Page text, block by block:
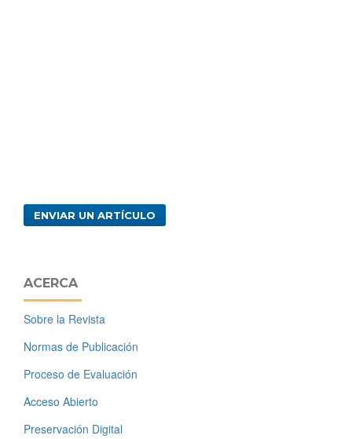
ENVIAR UN ARTÍCULO
ACERCA
Sobre la Revista
Normas de Publicación
Proceso de Evaluación
Acceso Abierto
Preservación Digital